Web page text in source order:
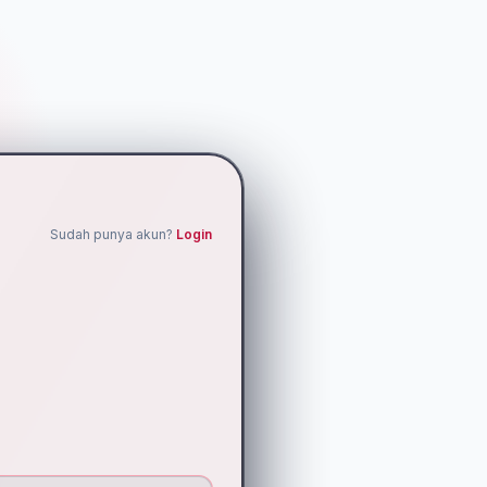
Sudah punya akun? Login